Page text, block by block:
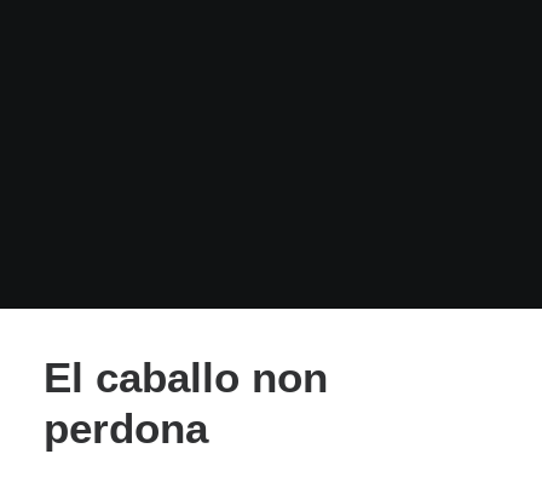
El caballo non
perdona